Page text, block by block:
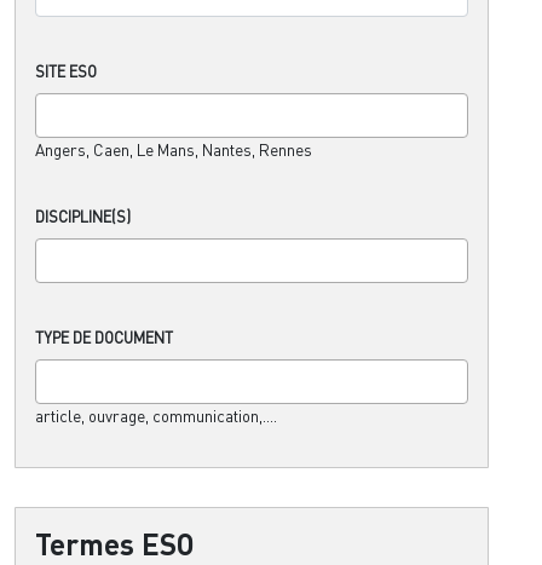
SITE ESO
Angers, Caen, Le Mans, Nantes, Rennes
DISCIPLINE(S)
TYPE DE DOCUMENT
article, ouvrage, communication,....
Termes ESO